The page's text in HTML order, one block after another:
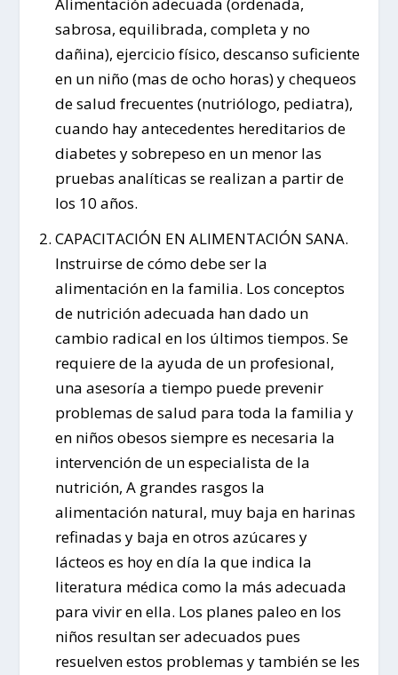
Alimentación adecuada (ordenada,
sabrosa, equilibrada, completa y no
dañina), ejercicio físico, descanso suficiente
en un niño (mas de ocho horas) y chequeos
de salud frecuentes (nutriólogo, pediatra),
cuando hay antecedentes hereditarios de
diabetes y sobrepeso en un menor las
pruebas analíticas se realizan a partir de
los 10 años.
CAPACITACIÓN EN ALIMENTACIÓN SANA.
Instruirse de cómo debe ser la
alimentación en la familia. Los conceptos
de nutrición adecuada han dado un
cambio radical en los últimos tiempos. Se
requiere de la ayuda de un profesional,
una asesoría a tiempo puede prevenir
problemas de salud para toda la familia y
en niños obesos siempre es necesaria la
intervención de un especialista de la
nutrición, A grandes rasgos la
alimentación natural, muy baja en harinas
refinadas y baja en otros azúcares y
lácteos es hoy en día la que indica la
literatura médica como la más adecuada
para vivir en ella. Los planes paleo en los
niños resultan ser adecuados pues
resuelven estos problemas y también se les